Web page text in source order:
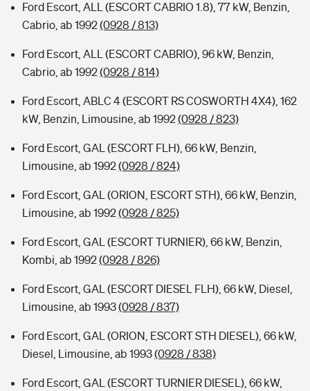
Ford Escort, ALL (ESCORT CABRIO 1.8), 77 kW, Benzin,
Cabrio, ab 1992(0928 / 813)
Ford Escort, ALL (ESCORT CABRIO), 96 kW, Benzin,
Cabrio, ab 1992(0928 / 814)
Ford Escort, ABLC 4 (ESCORT RS COSWORTH 4X4), 162
kW, Benzin, Limousine, ab 1992(0928 / 823)
Ford Escort, GAL (ESCORT FLH), 66 kW, Benzin,
Limousine, ab 1992(0928 / 824)
Ford Escort, GAL (ORION, ESCORT STH), 66 kW, Benzin,
Limousine, ab 1992(0928 / 825)
Ford Escort, GAL (ESCORT TURNIER), 66 kW, Benzin,
Kombi, ab 1992(0928 / 826)
Ford Escort, GAL (ESCORT DIESEL FLH), 66 kW, Diesel,
Limousine, ab 1993(0928 / 837)
Ford Escort, GAL (ORION, ESCORT STH DIESEL), 66 kW,
Diesel, Limousine, ab 1993(0928 / 838)
Ford Escort, GAL (ESCORT TURNIER DIESEL), 66 kW,